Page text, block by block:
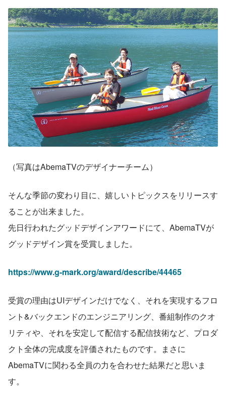
（写真はAbemaTVのデザイナーチーム）
そんな季節の変わり目に、嬉しいトピックスをリリースす
ることが出来ました。
先日行われたグッドデザインアワードにて、AbemaTVが
グッドデザイン賞を受賞しました。
https://www.g-mark.org/award/describe/44465
受賞の理由はUIデザインだけでなく、それを実現するフロ
ント&バックエンドのエンジニアリング、番組制作のクオ
リティや、それを安定して配信する配信技術など、プロダ
クト全体の完成度を評価されたものです。まさに
AbemaTVに関わる全員の力を合わせた結果だと思いま
す。